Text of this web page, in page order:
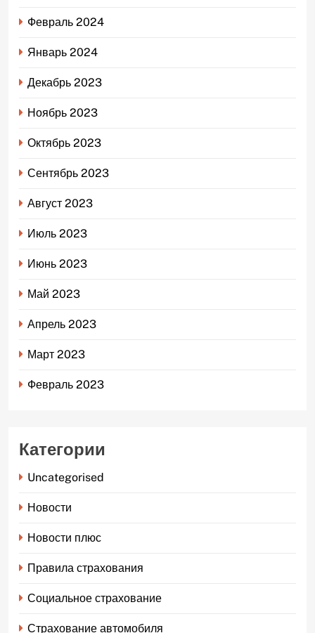
Февраль 2024
Январь 2024
Декабрь 2023
Ноябрь 2023
Октябрь 2023
Сентябрь 2023
Август 2023
Июль 2023
Июнь 2023
Май 2023
Апрель 2023
Март 2023
Февраль 2023
Категории
Uncategorised
Новости
Новости плюс
Правила страхования
Социальное страхование
Страхование автомобиля